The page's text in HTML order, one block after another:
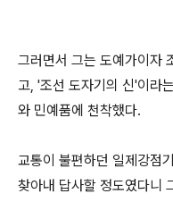
그러면서 그는 도예가이자
고, '조선 도자기의 신'이라
와 민예품에 천착했다.
교통이 불편하던 일제강점
찾아내 답사할 정도였다니